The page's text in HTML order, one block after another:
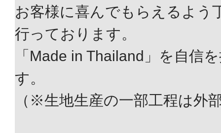
お客様に喜んでもらえるよう
行っております。
「Made in Thailand」を自信
す。
（※生地生産の一部工程は外